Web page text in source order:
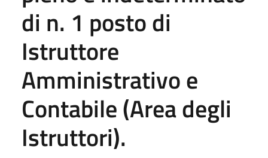
di n. 1 posto di
Istruttore
Amministrativo e
Contabile (Area degli
Istruttori).